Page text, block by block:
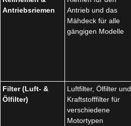
Antriebsriemen
Antrieb und das
Mähdeck für alle
gängigen Modelle
Filter (Luft- &
Ölfilter)
Luftfilter, Ölfilter und
Kraftstofffilter für
verschiedene
Motortypen